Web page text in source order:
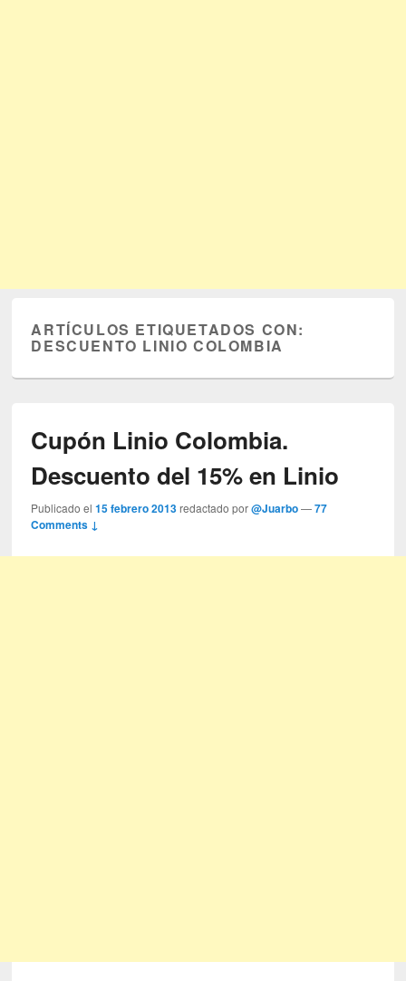
ARTÍCULOS ETIQUETADOS CON:
DESCUENTO LINIO COLOMBIA
Cupón Linio Colombia.
Descuento del 15% en Linio
Publicado el15 febrero 2013 redactado por@Juarbo —77
Comments ↓